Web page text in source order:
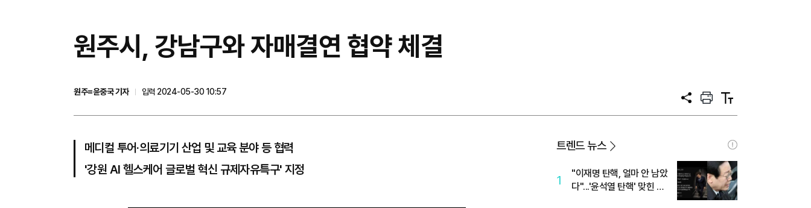
원주시, 강남구와 자매결연 협약 체결
원주=윤중국 기자
입력 2024-05-30 10:57
공
프
트
텍
트
메디컬 투어‧의료기기 산업 및 교육 분야 등 협력
'강원 AI 헬스케어 글로벌 혁신 규제자유특구' 지정
트렌드 뉴스
1
"이재명 탄핵, 얼마 안 남았
다"...'윤석열 탄핵' 맞힌 무